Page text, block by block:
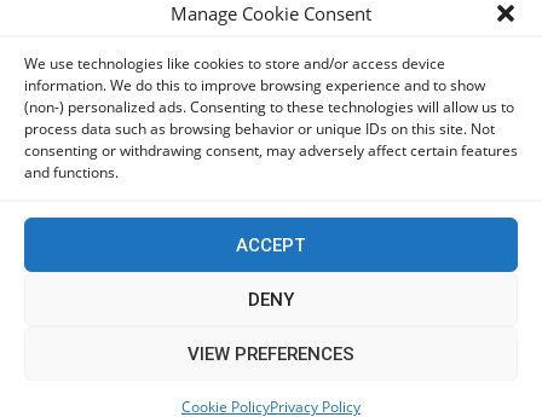
Manage Cookie Consent
We use technologies like cookies to store and/or access device
information. We do this to improve browsing experience and to show
(non-) personalized ads. Consenting to these technologies will allow us to
process data such as browsing behavior or unique IDs on this site. Not
consenting or withdrawing consent, may adversely affect certain features
and functions.
ACCEPT
DENY
VIEW PREFERENCES
Cookie PolicyPrivacy Policy
Our Page contains news reposts. We are not responsible for any
This website uses cookies to improve your experience. We'll
Accept
Read More